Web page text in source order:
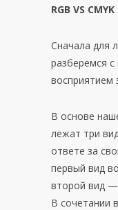
RGB VS CMYK
Сначала для
разберемся
восприятием
В основе
лежат три
ответе за
первый вид
второй вид
В сочетании